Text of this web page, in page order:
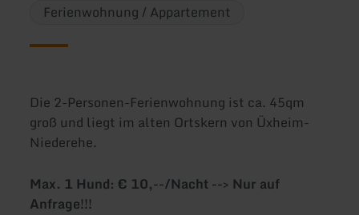
Ferienwohnung / Appartement
Die 2-Personen-Ferienwohnung ist ca. 45qm
groß und liegt im alten Ortskern von Üxheim-
Niederehe.
Max. 1 Hund: € 10,--/Nacht --> Nur auf
Anfrage!!!